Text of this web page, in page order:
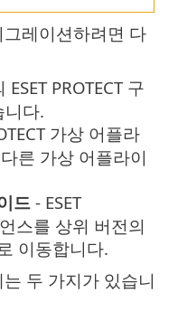
레이션하려면 다
PROTECT 구
니다.
가상 어플라
른 가상 어플라이
드 - ESET
스를 상위 버전의
이동합니다.
두 가지가 있습니